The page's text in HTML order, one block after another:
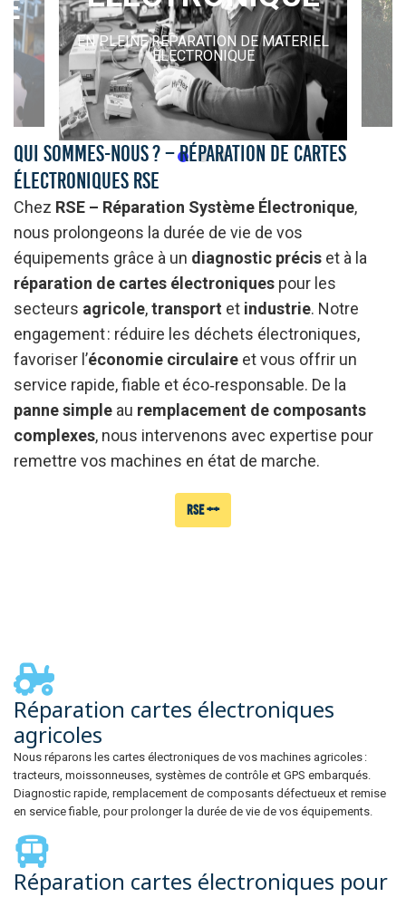
EN PLEINE REPARATION DE MATERIEL
ELECTRONIQUE
Qui sommes-nous ? – Réparation de cartes
électroniques RSE
Chez RSE – Réparation Système Électronique,
nous prolongeons la durée de vie de vos
équipements grâce à un diagnostic précis et à la
réparation de cartes électroniques pour les
secteurs agricole,transport et industrie. Notre
engagement : réduire les déchets électroniques,
favoriser l’économie circulaire et vous offrir un
service rapide, fiable et éco‑responsable. De la
panne simple au remplacement de composants
complexes, nous intervenons avec expertise pour
remettre vos machines en état de marche.
RSE ++
Réparation
électroniques
agricoles
Réparation cartes électroniques
agricoles
Nous réparons les cartes électroniques de vos machines agricoles :
tracteurs, moissonneuses, systèmes de contrôle et GPS embarqués.
Diagnostic rapide, remplacement de composants défectueux et remise
en service fiable, pour prolonger la durée de vie de vos équipements.
électroniques
Réparation cartes électroniques pour